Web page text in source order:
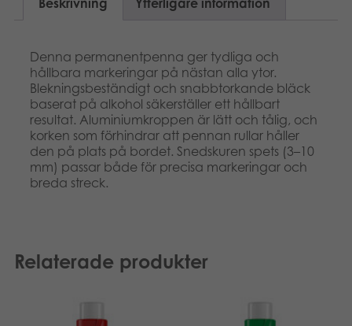
Applikationer
Denna permanentpenna ger tydliga och
hållbara markeringar på nästan alla ytor.
Blekningsbeständigt och snabbtorkande bläck
baserat på alkohol säkerställer ett hållbart
resultat. Aluminiumkroppen är lätt och tålig, och
korken som förhindrar att pennan rullar håller
den på plats på bordet. Snedskuren spets (3–10
mm) passar både för precisa markeringar och
breda streck.
Relaterade produkter